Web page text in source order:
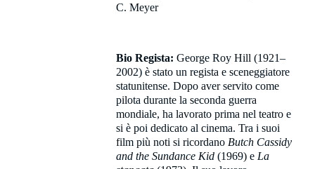
C. Meyer
Bio Regista: George Roy Hill (1921–
2002) è stato un regista e sceneggiatore
statunitense. Dopo aver servito come
pilota durante la seconda guerra
mondiale, ha lavorato prima nel teatro e
si è poi dedicato al cinema. Tra i suoi
film più noti si ricordano Butch Cassidy
and the Sundance Kid (1969) e La